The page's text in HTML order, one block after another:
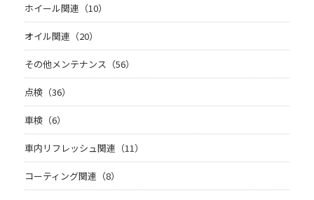
ホイール関連（10）
オイル関連（20）
その他メンテナンス（56）
点検（36）
車検（6）
車内リフレッシュ関連（11）
コーティング関連（8）